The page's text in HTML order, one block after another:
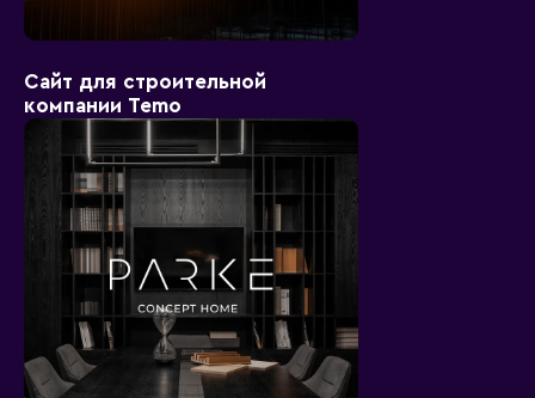
Сайт для строительной
компании Temo